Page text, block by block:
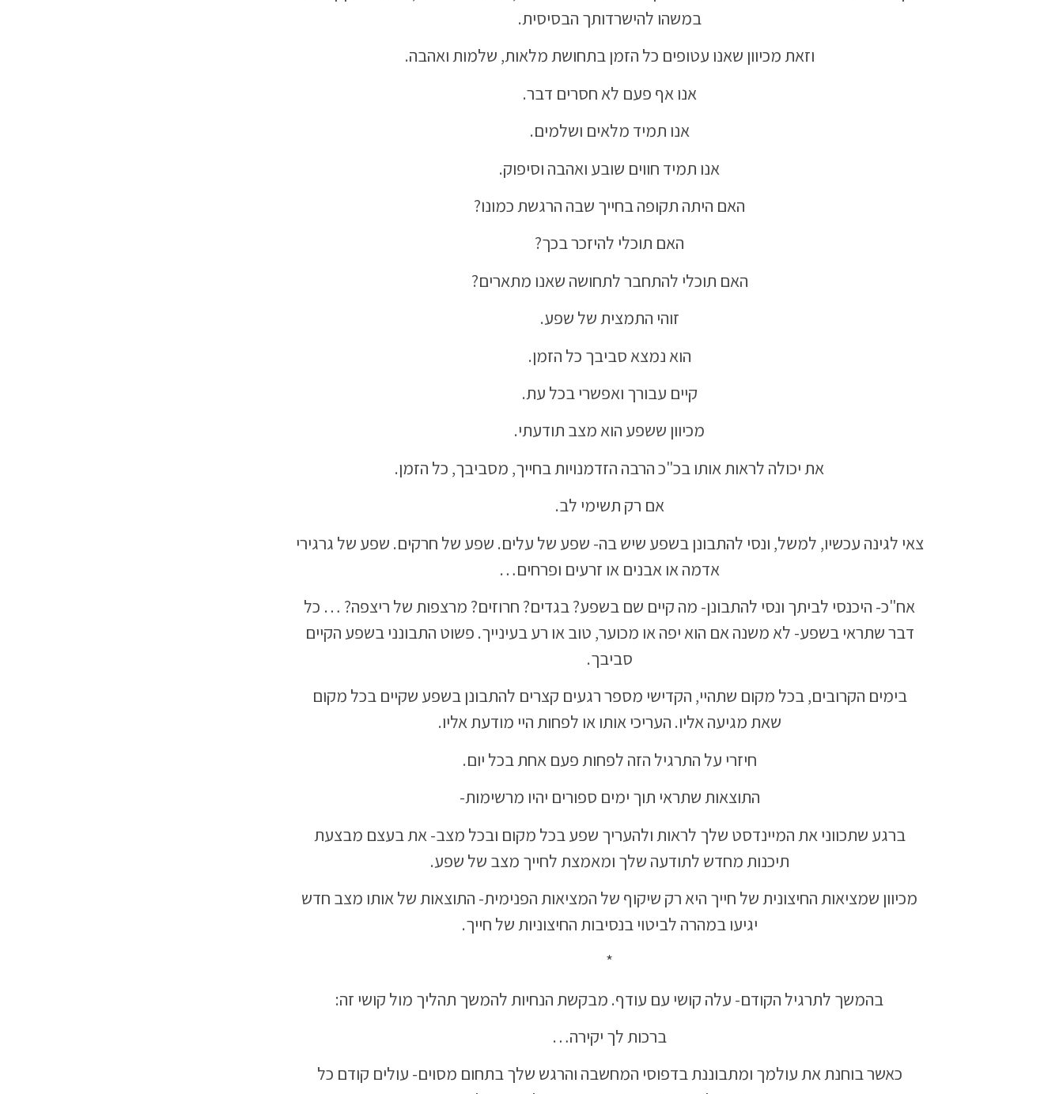
במשהו להישרדותך הבסיסית.
וזאת מכיוון שאנו עטופים כל הזמן בתחושת מלאות, שלמות ואהבה.
אנו אף פעם לא חסרים דבר.
אנו תמיד מלאים ושלמים.
אנו תמיד חווים שובע ואהבה וסיפוק.
האם היתה תקופה בחייך שבה הרגשת כמונו?
האם תוכלי להיזכר בכך?
האם תוכלי להתחבר לתחושה שאנו מתארים?
זוהי התמצית של שפע.
הוא נמצא סביבך כל הזמן.
קיים עבורך ואפשרי בכל עת.
מכיוון ששפע הוא מצב תודעתי.
את יכולה לראות אותו בכ"כ הרבה הזדמנויות בחייך, מסביבך, כל הזמן.
אם רק תשימי לב.
צאי לגינה עכשיו, למשל, ונסי להתבונן בשפע שיש בה- שפע של עלים. שפע של חרקים. שפע של גרגירי
אדמה או אבנים או זרעים ופרחים…
אח"כ- היכנסי לביתך ונסי להתבונן- מה קיים שם בשפע? בגדים? חרוזים? מרצפות של ריצפה? … כל
דבר שתראי בשפע- לא משנה אם הוא יפה או מכוער, טוב או רע בעינייך. פשוט התבונני בשפע הקיים
סביבך.
בימים הקרובים, בכל מקום שתהיי, הקדישי מספר רגעים קצרים להתבונן בשפע שקיים בכל מקום
שאת מגיעה אליו. העריכי אותו או לפחות היי מודעת אליו.
חיזרי על התרגיל הזה לפחות פעם אחת בכל יום.
התוצאות שתראי תוך ימים ספורים יהיו מרשימות-
ברגע שתכווני את המיינדסט שלך לראות ולהעריך שפע בכל מקום ובכל מצב- את בעצם מבצעת
תיכנות מחדש לתודעה שלך ומאמצת לחייך מצב של שפע.
מכיוון שמציאות החיצונית של חייך היא רק שיקוף של המציאות הפנימית- התוצאות של אותו מצב חדש
יגיעו במהרה לביטוי בנסיבות החיצוניות של חייך.
*
בהמשך לתרגיל הקודם- עלה קושי עם עודף. מבקשת הנחיות להמשך תהליך מול קושי זה:
ברכות לך יקירה…
כאשר בוחנת את עולמך ומתבוננת בדפוסי המחשבה והרגש שלך בתחום מסוים- עולים קודם כל